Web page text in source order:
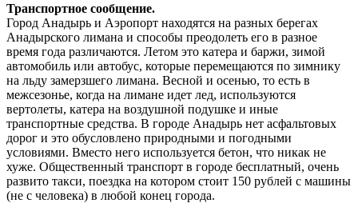
Транспортное сообщение.
Город Анадырь и Аэропорт находятся на разных берегах
Анадырского лимана и способы преодолеть его в разное
время года различаются. Летом это катера и баржи, зимой
автомобиль или автобус, которые перемещаются по зимнику
на льду замерзшего лимана. Весной и осенью, то есть в
межсезонье, когда на лимане идет лед, используются
вертолеты, катера на воздушной подушке и иные
транспортные средства. В городе Анадырь нет асфальтовых
дорог и это обусловлено природными и погодными
условиями. Вместо него используется бетон, что никак не
хуже. Общественный транспорт в городе бесплатный, очень
развито такси, поездка на котором стоит 150 рублей с машины
(не с человека) в любой конец города.